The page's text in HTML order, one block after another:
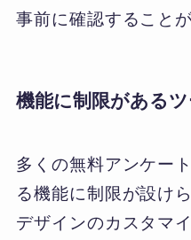
事前に確認すること
機能に制限がある
多くの無料アンケー
る機能に制限が設け
デザインのカスタマ